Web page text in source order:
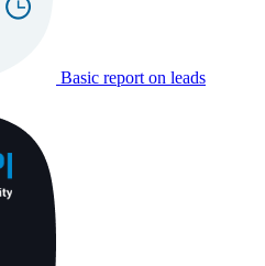
Basic report on leads